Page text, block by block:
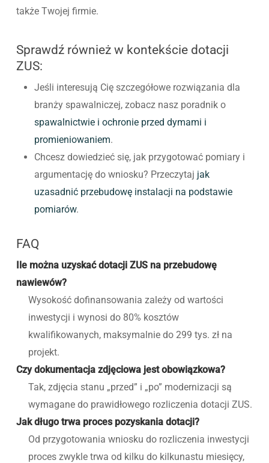
także Twojej firmie.
Sprawdź również w kontekście dotacji
ZUS:
Jeśli interesują Cię szczegółowe rozwiązania dla
branży spawalniczej, zobacz nasz poradnik o
spawalnictwie i ochronie przed dymami i
promieniowaniem.
Chcesz dowiedzieć się, jak przygotować pomiary i
argumentację do wniosku? Przeczytaj jak
uzasadnić przebudowę instalacji na podstawie
pomiarów.
FAQ
Ile można uzyskać dotacji ZUS na przebudowę
nawiewów?
Wysokość dofinansowania zależy od wartości
inwestycji i wynosi do 80% kosztów
kwalifikowanych, maksymalnie do 299 tys. zł na
projekt.
Czy dokumentacja zdjęciowa jest obowiązkowa?
Tak, zdjęcia stanu „przed” i „po” modernizacji są
wymagane do prawidłowego rozliczenia dotacji ZUS.
Jak długo trwa proces pozyskania dotacji?
Od przygotowania wniosku do rozliczenia inwestycji
proces zwykle trwa od kilku do kilkunastu miesięcy,